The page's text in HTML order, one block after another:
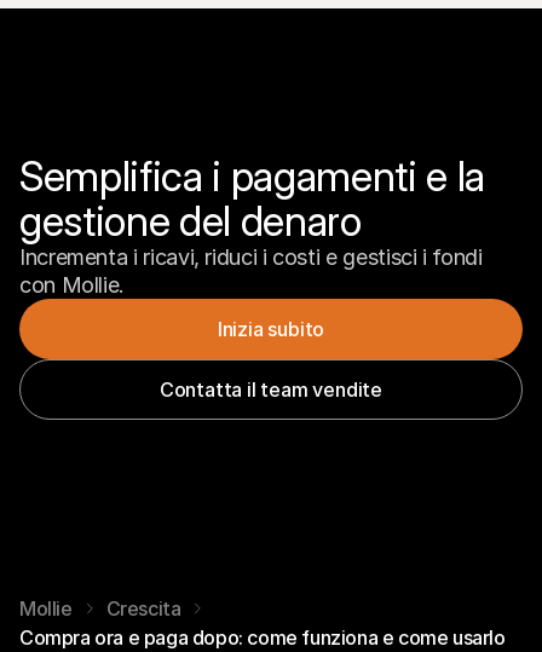
Semplifica i pagamenti e la
gestione del denaro
Incrementa i ricavi, riduci i costi e gestisci i fondi
con Mollie.
Inizia subito
Contatta il team vendite
Mollie
Crescita
Compra ora e paga dopo: come funziona e come usarlo